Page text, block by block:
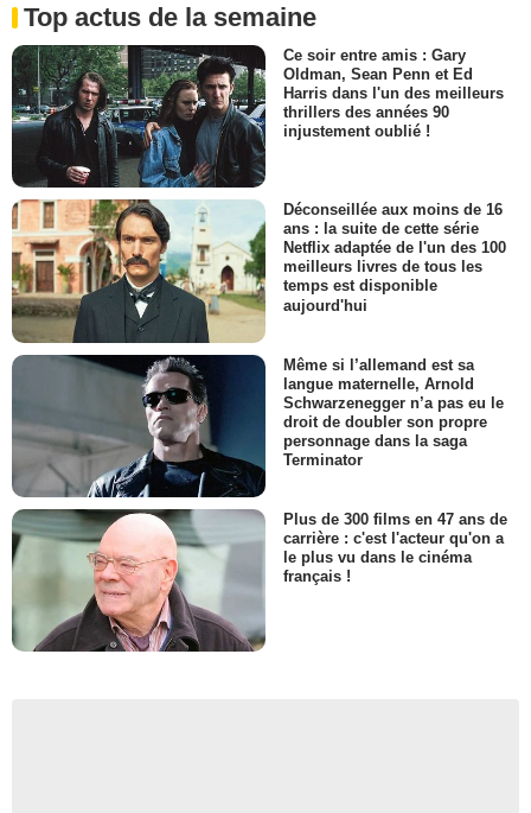
Top actus de la semaine
Ce soir entre amis : Gary
Oldman, Sean Penn et Ed
Harris dans l'un des meilleurs
thrillers des années 90
injustement oublié !
Déconseillée aux moins de 16
ans : la suite de cette série
Netflix adaptée de l'un des 100
meilleurs livres de tous les
temps est disponible
aujourd'hui
Même si l’allemand est sa
langue maternelle, Arnold
Schwarzenegger n’a pas eu le
droit de doubler son propre
personnage dans la saga
Terminator
Plus de 300 films en 47 ans de
carrière : c'est l'acteur qu'on a
le plus vu dans le cinéma
français !